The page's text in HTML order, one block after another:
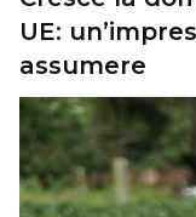
UE:
assumere